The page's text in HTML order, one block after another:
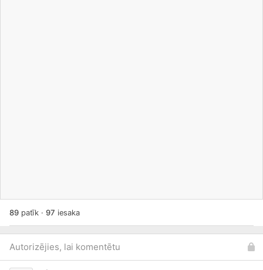
89patīk · 97 iesaka
Autorizējies, lai komentētu